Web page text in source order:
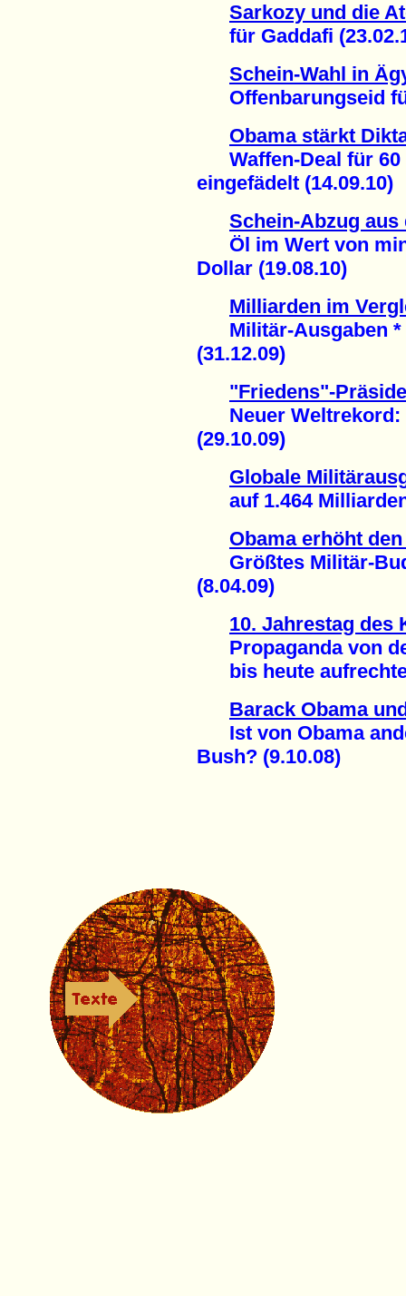
Sarkozy und die
für Gaddafi
Schein-Wahl in
Offenbarungseid
Obama stärkt
Waffen-Deal für 60
eingefädelt (14.09.10)
Schein-Abzug aus
Öl im Wert von
Dollar (19.08.10)
Milliarden im
Militär-Ausgaben *
(31.12.09)
"Friedens"-
Neuer Weltrekord:
(29.10.09)
Globale
auf 1.464 Milliarden
Obama erhöht
Größtes Militär-
(8.04.09)
10. Jahrestag des
Propaganda von
bis heute
Barack Obama
Ist von Obama
Bush? (9.10.08)